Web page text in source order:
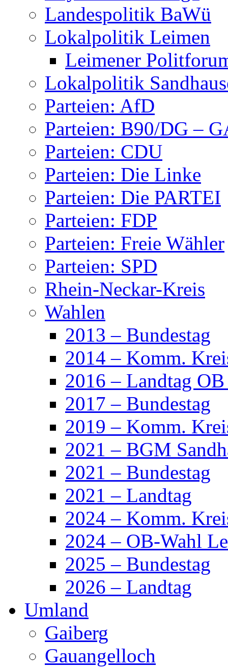
Landespolitik BaWü
Lokalpolitik Leimen
Leimener
Lokalpolitik
Parteien: AfD
Parteien: B90/DG –
Parteien: CDU
Parteien: Die Linke
Parteien: Die PARTEI
Parteien: FDP
Parteien: Freie Wähler
Parteien: SPD
Rhein-Neckar-Kreis
Wahlen
2013 – Bundestag
2014 – Komm.
2016 – Landtag
2017 – Bundestag
2019 – Komm.
2021 – BGM
2021 – Bundestag
2021 – Landtag
2024 – Komm.
2024 – OB-Wahl
2025 – Bundestag
2026 – Landtag
Umland
Gaiberg
Gauangelloch